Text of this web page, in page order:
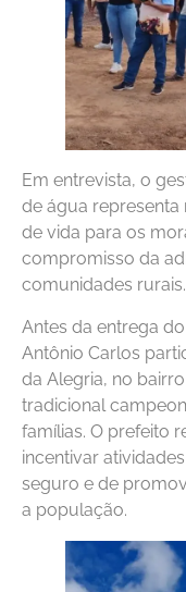
Em entrevista, o
de água representa
de vida para os
compromisso da
comunidades rurais.
Antes da entrega
Antônio Carlos
da Alegria, no
tradicional
famílias. O prefeito
incentivar
seguro e de
a população.